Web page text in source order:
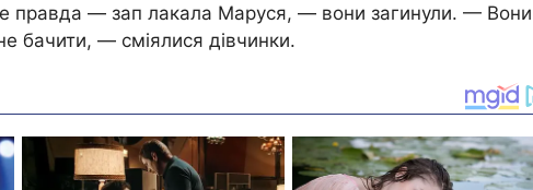
правда — зап лакала Маруся, — вони загинули. — Вони
бачити, — сміялися дівчинки.